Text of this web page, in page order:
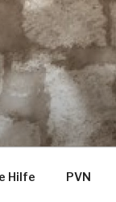
Hilfe PVN